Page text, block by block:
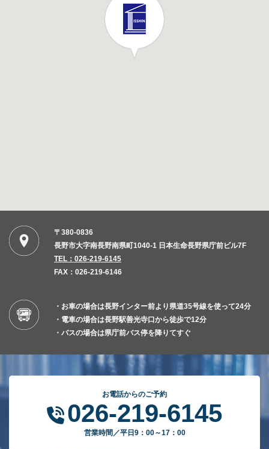
〒380-0836
長野市大字南長野南県町1040-1 日本生命長野県庁前ビル7F
TEL：026-219-6145
FAX：026-219-6146
・お車の場合は長野インター前より県道35号線を使って24分
・電車の場合は長野駅善光寺口から徒歩で12分
・バスの場合は県庁前バス停を降りてすぐ
お電話からのご予約
026-219-6145
営業時間／平日9：00～17：00